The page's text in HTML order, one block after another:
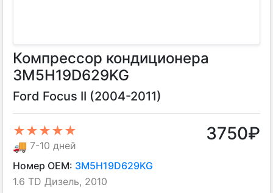
Компрессор кондиционера
3M5H19D629KG
Ford Focus II (2004-2011)
★★★★★
🚚 7-10 дней
3750₽
Номер OEM: 3M5H19D629KG
1.6 TD Дизель, 2010